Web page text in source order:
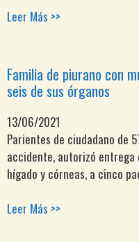
Leer Más >>
Familia de piurano con
seis de sus órganos
13/06/2021
Parientes de ciudadano de
accidente, autorizó entrega
hígado y córneas, a cinco
Leer Más >>